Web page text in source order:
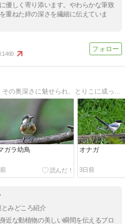
優しく寄り添います。やわらかな筆致
重ねた絆の深さを繊細に伝えていま
1460
野鳥写真を撮り初めたら、その奥深さに魅せられ、とりこに成ってしまいました。
ガラ幼鳥 オナガ
3日前
みどころ紹介
近な動植物の美しい瞬間を伝えるブロ